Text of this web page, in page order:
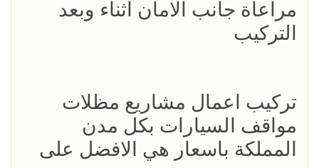
مراعاة جانب الامان اثناء وبعد
التركيب
تركيب اعمال مشاريع مظلات
مواقف السيارات بكل مدن
المملكة باسعار هي الافضل على